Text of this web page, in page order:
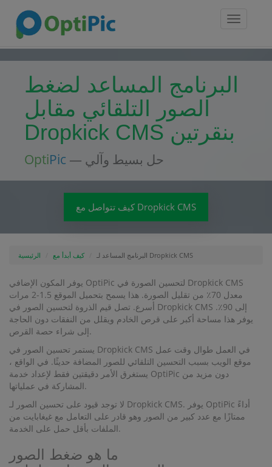
Toggle
البرنامج المساعد لضغط
الصور التلقائي مقابل
Dropkick CMS بنقرتين
OptiPic — حل بسيط وآلي
كيف تتواصل مع Dropkick CMS
الرئيسية كيف أبدأ مع البرنامج المساعد لـ Dropkick CMS
يوفر المكون الإضافي OptiPic لتحسين الصورة في Dropkick CMS
معدل 70٪ من تقليل الصورة. هذا يسمح بتحميل الموقع 1.5-2 مرات
أسرع. تصل قيم الذروة لتحسين الصور في Dropkick CMS إلى 90٪.
يوفر هذا مساحة أكبر على قرص الخادم ويقلل من النفقات دون الحاجة
إلى شراء حصة القرص.
يستمر تحسين الصور في Dropkick CMS في العمل طوال وقت عمل
موقع الويب بسبب التحسين التلقائي للصور المضافة حديثًا. في الواقع ،
يستغرق الأمر دقيقتين فقط لإعداد خدمة OptiPic دون مزيد من
المشاركة في عملياتها.
لا توجد قيود على تحسين الصور لـ Dropkick CMS. يوفر OptiPic أداءً
ممتازًا مع عدد كبير من الصور وهو قادر على التعامل مع غيغابايت من
الملفات بأقل حمل على الخدمة.
ما هو ضغط الصور